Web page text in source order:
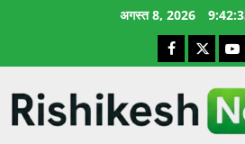
अगस्त 8, 2026
Facebook
X